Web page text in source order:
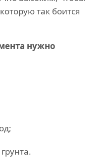
так боится
нужно